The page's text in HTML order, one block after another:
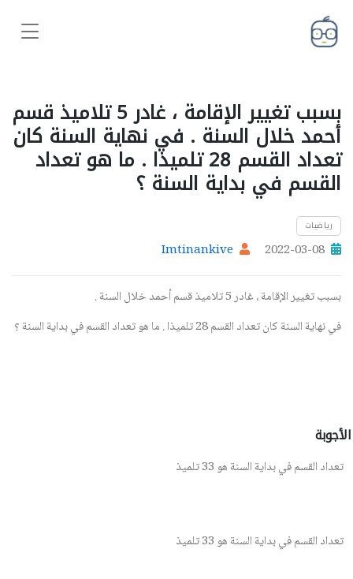
بسبب تغيير الإقامة ، غادر 5 تلاميذ قسم
أحمد خلال السنة . في نهاية السنة كان
تعداد القسم 28 تلميذا . ما هو تعداد
القسم في بداية السنة ؟
رياضيات
2022-03-08
Imtinankive
بسبب تغيير الإقامة ، غادر 5 تلاميذ قسم أحمد خلال السنة .
في نهاية السنة كان تعداد القسم 28 تلميذا . ما هو تعداد القسم في بداية السنة ؟
الأجوبة
تعداد القسم في بداية السنة هو 33 تلميذ
تعداد القسم في بداية السنة هو 33 تلميذ